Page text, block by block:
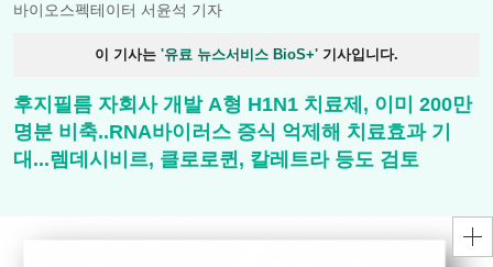
바이오스펙테이터 서윤석 기자
이 기사는 '유료 뉴스서비스 BioS+' 기사입니다.
후지필름 자회사 개발 A형 H1N1 치료제, 이미 200만
명분 비축..RNA바이러스 증식 억제해 치료효과 기
대...렘데시비르, 클로로퀸, 칼레트라 등도 검토